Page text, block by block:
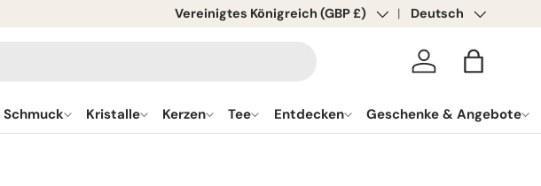
Land/Region
Vereinigtes Königreich (GBP £) SpracheDeutsch
AnmeldenTasche
Schmuck Kristalle Kerzen Tee Entdecken Geschenke & Angebote